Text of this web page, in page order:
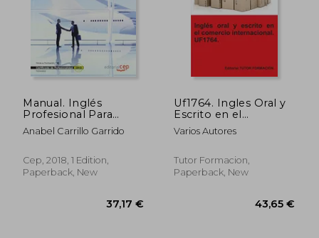
Manual. Inglés
Profesional Para
Actividades
Comerciales
Transversal).
Certificados de
Anabel Carrillo Garrido
Cep, 2018, 1 Edition,
Paperback, New
Uf1764. Ingles Oral y
Escrito en el
Comercio
Internacional (in
Varios Autores
Tutor Formacion,
Paperback, New